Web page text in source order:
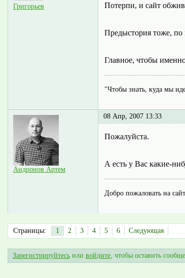
Григорьев
Потерпи, и сайт
Предыстория тоже, по
Главное, чтобы
"Чтобы знать, куда мы
Андронов Артем
08 Апр, 2007 13:33
Пожалуйста.
А есть у Вас какие-
Добро пожаловать на
Страницы: 1 2 3 4 5 6 Следующая
Зарегистрируйтесь или войдите , чтобы оставить